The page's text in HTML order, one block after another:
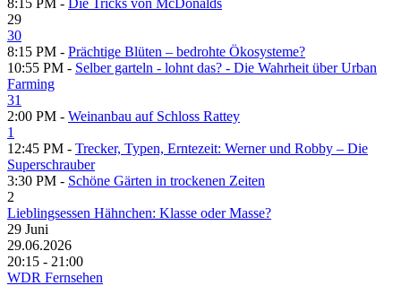
29
30
8:15 PM - Prächtige Blüten – bedrohte Ökosysteme?
10:55 PM - Selber garteln - lohnt das? - Die Wahrheit über Urban
Farming
31
2:00 PM - Weinanbau auf Schloss Rattey
1
12:45 PM - Trecker, Typen, Erntezeit: Werner und Robby – Die
Superschrauber
3:30 PM - Schöne Gärten in trockenen Zeiten
2
Lieblingsessen Hähnchen: Klasse oder Masse?
29 Juni
29.06.2026
20:15 - 21:00
WDR Fernsehen